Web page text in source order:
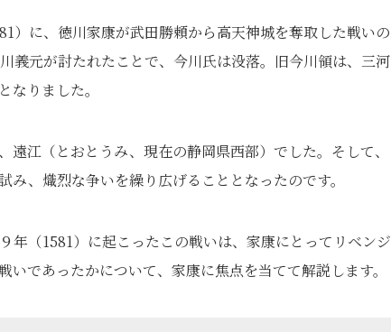
）に、徳川家康が武田勝頼から高天神城を奪取した戦いの
義元が討たれたことで、今川氏は没落。旧今川領は、三河
りました。
江（とおとうみ、現在の静岡県西部）でした。そして、
、熾烈な争いを繰り広げることとなったのです。
（1581）に起こったこの戦いは、家康にとってリベンジ
であったかについて、家康に焦点を当てて解説します。